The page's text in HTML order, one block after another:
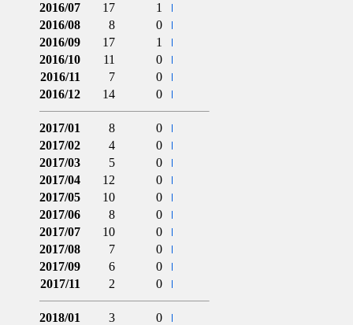
2016/07
17
1
2016/08
8
0
2016/09
17
1
2016/10
11
0
2016/11
7
0
2016/12
14 0
2017/01 8
0
2017/02
4
0
2017/03
5
0
2017/04
12
0
2017/05
10
0
2017/06
8
0
2017/07
10
0
2017/08
7
0
2017/09
6
0
2017/11
2 0
2018/01 3
0